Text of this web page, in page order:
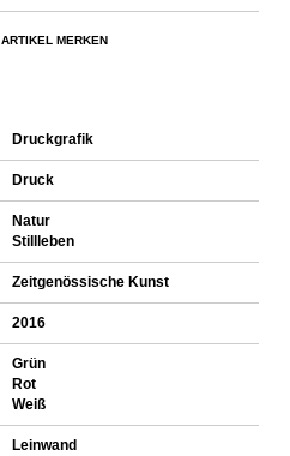
ARTIKEL MERKEN
Druckgrafik
Druck
Natur
Stillleben
Zeitgenössische Kunst
2016
Grün
Rot
Weiß
Leinwand